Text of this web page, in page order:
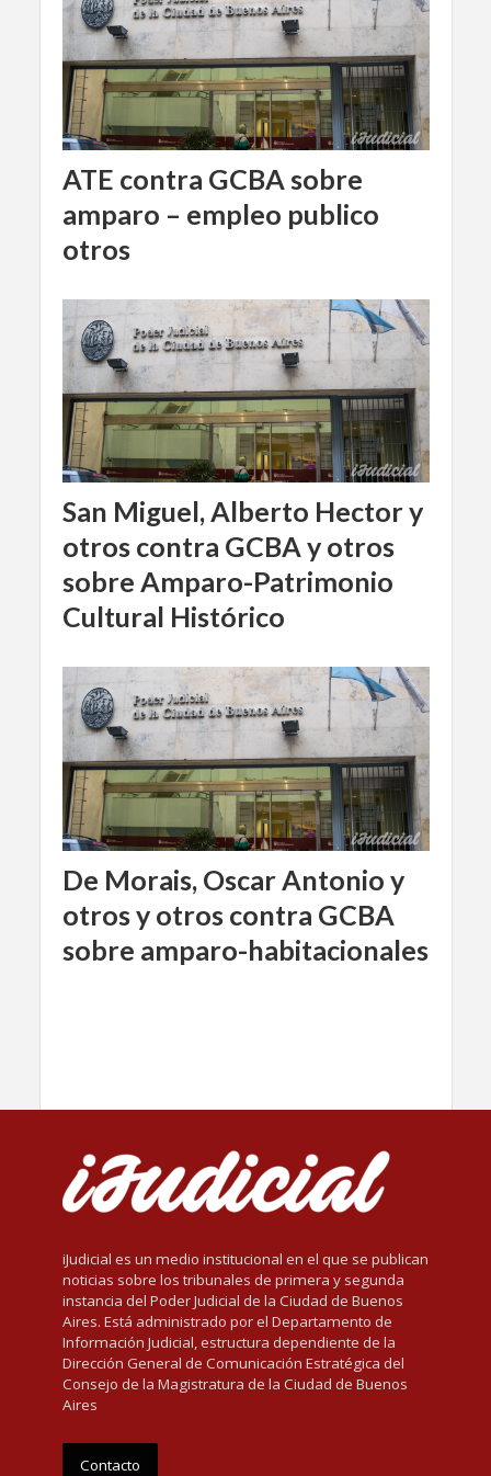
ATE contra GCBA sobre
amparo – empleo publico
otros
San Miguel, Alberto Hector y
otros contra GCBA y otros
sobre Amparo-Patrimonio
Cultural Histórico
De Morais, Oscar Antonio y
otros y otros contra GCBA
sobre amparo-habitacionales
iJudicial es un medio institucional en el que se publican
noticias sobre los tribunales de primera y segunda
instancia del Poder Judicial de la Ciudad de Buenos
Aires. Está administrado por el Departamento de
Información Judicial, estructura dependiente de la
Dirección General de Comunicación Estratégica del
Consejo de la Magistratura de la Ciudad de Buenos
Aires
Contacto